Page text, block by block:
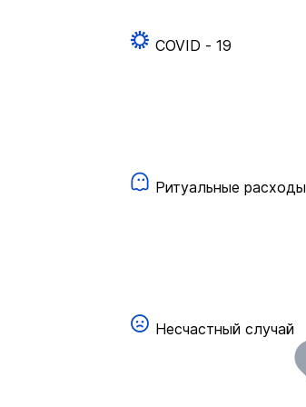
COVID - 19
Ритуальные расходы
Несчастный случай